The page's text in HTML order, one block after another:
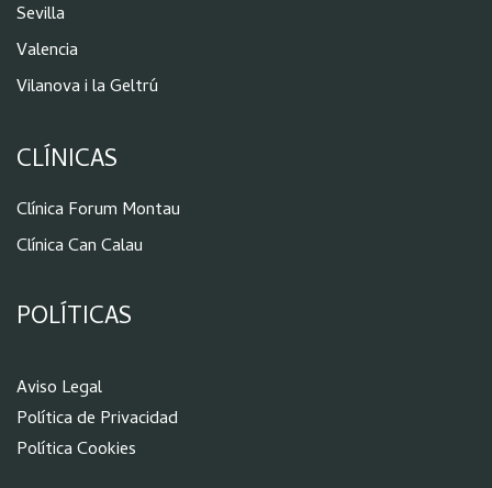
Sevilla
Valencia
Vilanova i la Geltrú
CLÍNICAS
Clínica Forum Montau
Clínica Can Calau
POLÍTICAS
Aviso Legal
Política de Privacidad
Política Cookies